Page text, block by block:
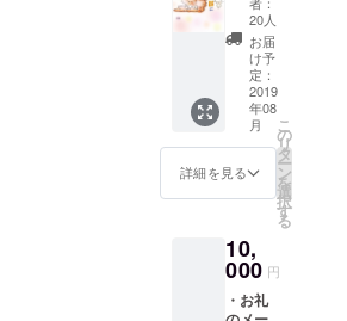
労症候群患
者の在宅ケ
て』
・2018年10
月 東京交流
会
・2018年10
保健大学大
学祭にて 疾
患啓発ブー
イ「あ
る日突
然、慢
性疲労
症候群
になり
まし
た。」
（ゆら
り
［著］
博士・
倉恒弘
彦［監
修］）
20人
お届
け予
定：
2019
年08
月
詳細を見る
こ
の
リ
タ
ー
ン
を
選
択
す
る
10,
000 円
・お礼